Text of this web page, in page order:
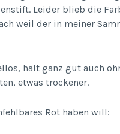
Leider blieb die
weil der in meiner
hält ganz gut auch
etwas trockener.
Rot haben will: